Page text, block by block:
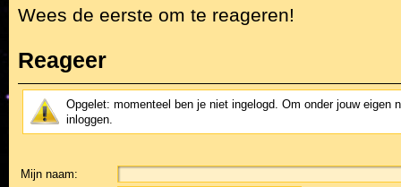
Wees de eerste om te reageren!
Reageer
Opgelet: momenteel ben je niet ingelogd. Om onder jouw eigen
inloggen.
Mijn naam: